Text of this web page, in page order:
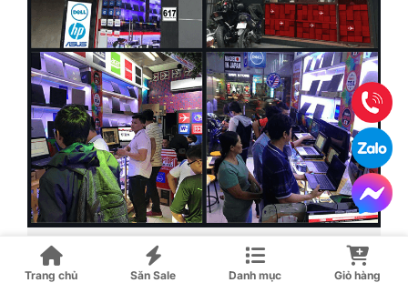
Cửa hàng Laptopxachtayshop
Trang chủ Săn Sale Danh mục Giỏ hàng